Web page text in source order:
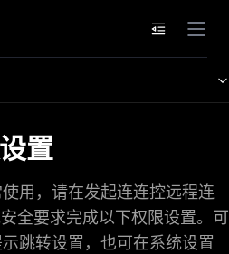
文档目录
置
用，请在发起连连控远程连
全要求完成以下权限设置。可
跳转设置，也可在系统设置